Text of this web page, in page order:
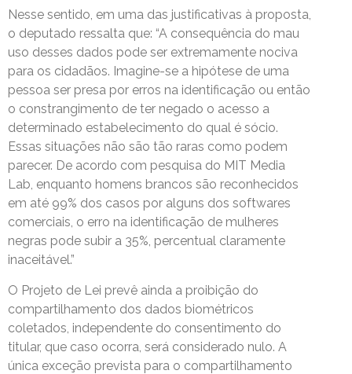
Nesse sentido, em uma das justificativas à proposta,
o deputado ressalta que: “A consequência do mau
uso desses dados pode ser extremamente nociva
para os cidadãos. Imagine-se a hipótese de uma
pessoa ser presa por erros na identificação ou então
o constrangimento de ter negado o acesso a
determinado estabelecimento do qual é sócio.
Essas situações não são tão raras como podem
parecer. De acordo com pesquisa do MIT Media
Lab, enquanto homens brancos são reconhecidos
em até 99% dos casos por alguns dos softwares
comerciais, o erro na identificação de mulheres
negras pode subir a 35%, percentual claramente
inaceitável.”
O Projeto de Lei prevê ainda a proibição do
compartilhamento dos dados biométricos
coletados, independente do consentimento do
titular, que caso ocorra, será considerado nulo. A
única exceção prevista para o compartilhamento